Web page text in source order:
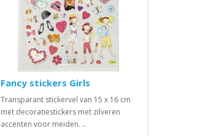
Fancy stickers Girls
Transparant stickervel van 15 x 16 cm
met decoratiestickers met zilveren
accenten voor meiden. ..